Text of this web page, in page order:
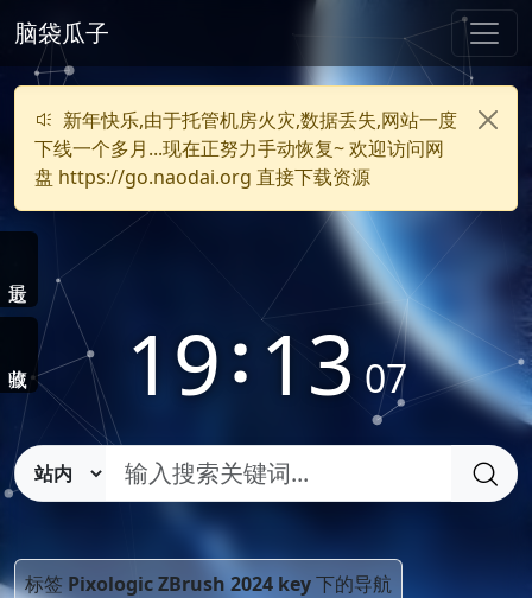
脑袋瓜子
新年快乐,由于托管机房火灾,数据丢失,网站一度
下线一个多月...现在正努力手动恢复~ 欢迎访问网
盘 https://go.naodai.org 直接下载资源
19: 13 07
标签 Pixologic ZBrush 2024 key下的导航